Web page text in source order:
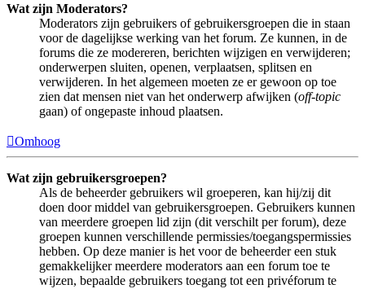
Wat zijn Moderators?
Moderators zijn gebruikers of gebruikersgroepen die in staan
voor de dagelijkse werking van het forum. Ze kunnen, in de
forums die ze modereren, berichten wijzigen en verwijderen;
onderwerpen sluiten, openen, verplaatsen, splitsen en
verwijderen. In het algemeen moeten ze er gewoon op toe
zien dat mensen niet van het onderwerp afwijken (off-topic
gaan) of ongepaste inhoud plaatsen.
Omhoog
Wat zijn gebruikersgroepen?
Als de beheerder gebruikers wil groeperen, kan hij/zij dit
doen door middel van gebruikersgroepen. Gebruikers kunnen
van meerdere groepen lid zijn (dit verschilt per forum), deze
groepen kunnen verschillende permissies/toegangspermissies
hebben. Op deze manier is het voor de beheerder een stuk
gemakkelijker meerdere moderators aan een forum toe te
wijzen, bepaalde gebruikers toegang tot een privéforum te